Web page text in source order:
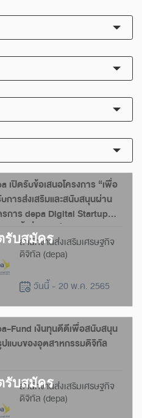
เปิดรับข้อเสนอโครงการ “เพื่อ
การส่งเสริมและสนับสนุนผ่าน
การ depa Digital Startup
ครั้งที่ 5 ประจำปี 2565
สำนักงานส่งเสริมเศรษฐกิจ
ดิจิทัล (depa)
วันนี้ - 20 พ.ค. 2565
Fund เงินทุนดีดีเพื่อสนับสนุน
แบบของอุตสาหกรรมดิจิทัล
สำนักงานส่งเสริมเศรษฐกิจ
ดิจิทัล (depa)